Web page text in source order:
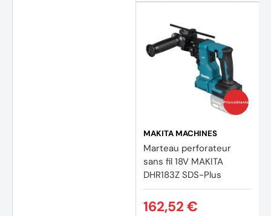
Prix coûtants
MAKITA MACHINES
Marteau perforateur
sans fil 18V MAKITA
DHR183Z SDS-Plus
162,52 €